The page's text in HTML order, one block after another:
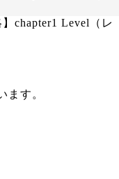
chapter1 Level（レ
ます。